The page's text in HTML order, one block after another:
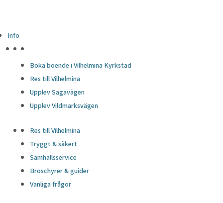
Info
Boka boende i Vilhelmina Kyrkstad
Res till Vilhelmina
Upplev Sagavägen
Upplev Vildmarksvägen
Res till Vilhelmina
Tryggt & säkert
Samhällsservice
Broschyrer & guider
Vanliga frågor